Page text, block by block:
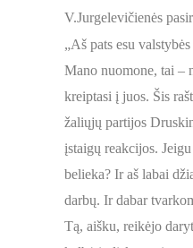
V.Jurgelevičienės
„Aš pats esu
Mano nuomone, tai –
kreiptasi į juos. Šis
žaliųjų partijos
įstaigų reakcijos.
belieka? Ir aš labai
darbų. Ir dabar
Tą, aišku, reikėjo